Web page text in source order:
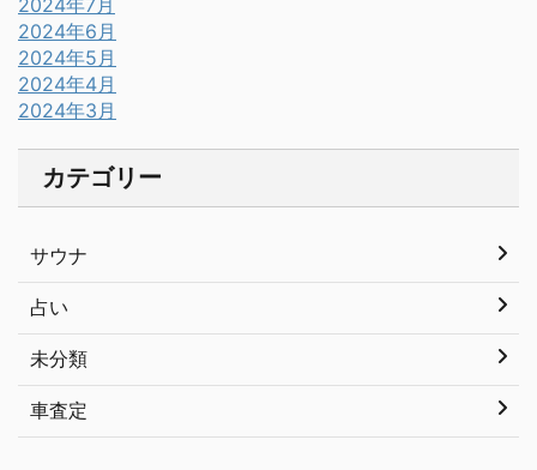
2024年6月
2024年5月
2024年4月
2024年3月
カテゴリー
サウナ
占い
未分類
車査定